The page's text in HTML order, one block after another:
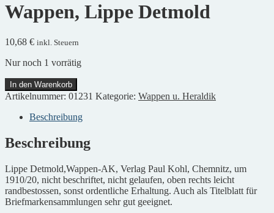
Wappen, Lippe Detmold
10,68 € inkl. Steuern
Nur noch 1 vorrätig
Wappen,
Lippe
Menge
In den Warenkorb
Artikelnummer: 01231 Kategorie: Wappen u. Heraldik
Beschreibung
Beschreibung
Lippe Detmold,Wappen-AK, Verlag Paul Kohl, Chemnitz, um
1910/20, nicht beschriftet, nicht gelaufen, oben rechts leicht
randbestossen, sonst ordentliche Erhaltung. Auch als Titelblatt für
Briefmarkensammlungen sehr gut geeignet.